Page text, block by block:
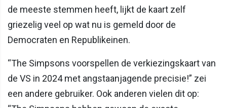
de meeste stemmen heeft, lijkt de kaart zelf
griezelig veel op wat nu is gemeld door de
Democraten en Republikeinen.
“The Simpsons voorspellen de verkiezingskaart van
de VS in 2024 met angstaanjagende precisie!” zei
een andere gebruiker. Ook anderen vielen dit op: